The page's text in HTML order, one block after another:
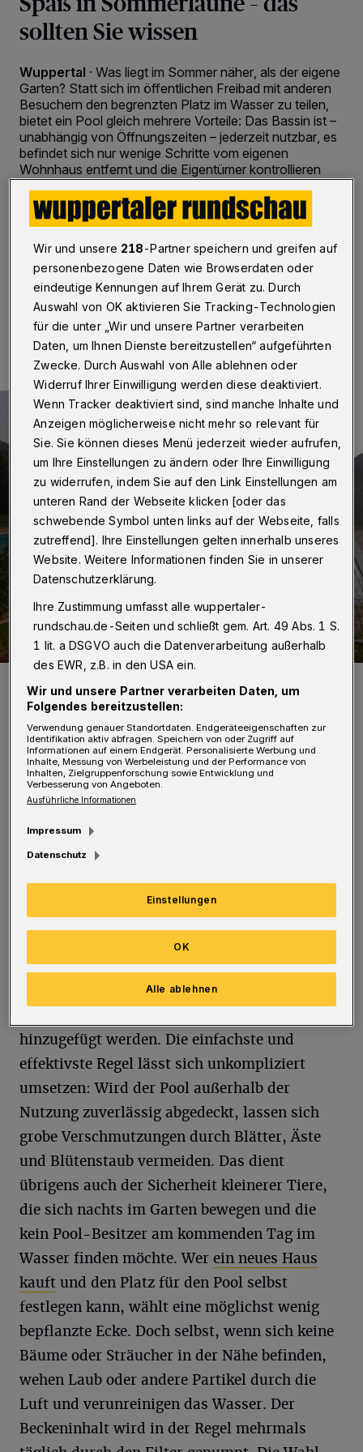
sollten Sie wissen
Wuppertal · Was liegt im Sommer näher, als der eigene
Garten? Statt sich im öffentlichen Freibad mit anderen
Besuchern den begrenzten Platz im Wasser zu teilen,
bietet ein Pool gleich mehrere Vorteile: Das Bassin ist –
unabhängig von Öffnungszeiten – jederzeit nutzbar, es
befindet sich nur wenige Schritte vom eigenen
Wohnhaus entfernt und die Eigentümer kontrollieren
Luxusfeeling hinter der Haustür kein Vollzeitjob wird,
gibt es einige praktische Utensilien, die beim Reinigen
mehr Zeit für Badespaß und Wassergymnastik.
3 Minuten Lesezeit
Foto: Unsplash.com/aftab chandsha
Die Basics der Poolreinigung
tatsächlich nötig? Mit einem Minimum an
Chemikalien tun wir nicht nur unserer
Umwelt, sondern auch unserem guten
Gewissen und dem Geldbeutel einen Gefallen.
Je häufiger der Pool gereinigt wird, desto
hinzugefügt werden. Die einfachste und
effektivste Regel lässt sich unkompliziert
umsetzen: Wird der Pool außerhalb der
Nutzung zuverlässig abgedeckt, lassen sich
grobe Verschmutzungen durch Blätter, Äste
und Blütenstaub vermeiden. Das dient
übrigens auch der Sicherheit kleinerer Tiere,
die sich nachts im Garten bewegen und die
kein Pool-Besitzer am kommenden Tag im
Wasser finden möchte. Wer ein neues Haus
kauft und den Platz für den Pool selbst
festlegen kann, wählt eine möglichst wenig
bepflanzte Ecke. Doch selbst, wenn sich keine
Bäume oder Sträucher in der Nähe befinden,
wehen Laub oder andere Partikel durch die
Luft und verunreinigen das Wasser. Der
Beckeninhalt wird in der Regel mehrmals
Wir und unsere 218-Partner speichern und greifen auf
personenbezogene Daten wie Browserdaten oder
eindeutige Kennungen auf Ihrem Gerät zu. Durch
Auswahl von OK aktivieren Sie Tracking-Technologien
für die unter „Wir und unsere Partner verarbeiten
Daten, um Ihnen Dienste bereitzustellen“ aufgeführten
Zwecke. Durch Auswahl von Alle ablehnen oder
Widerruf Ihrer Einwilligung werden diese deaktiviert.
Wenn Tracker deaktiviert sind, sind manche Inhalte und
Anzeigen möglicherweise nicht mehr so relevant für
Sie. Sie können dieses Menü jederzeit wieder aufrufen,
um Ihre Einstellungen zu ändern oder Ihre Einwilligung
zu widerrufen, indem Sie auf den Link Einstellungen am
unteren Rand der Webseite klicken [oder das
schwebende Symbol unten links auf der Webseite, falls
zutreffend]. Ihre Einstellungen gelten innerhalb unseres
Website. Weitere Informationen finden Sie in unserer
Datenschutzerklärung.
Ihre Zustimmung umfasst alle wuppertaler-
rundschau.de-Seiten und schließt gem. Art. 49 Abs. 1 S.
1 lit. a DSGVO auch die Datenverarbeitung außerhalb
des EWR, z.B. in den USA ein.
Wir und unsere Partner verarbeiten Daten, um
Folgendes bereitzustellen:
Verwendung genauer Standortdaten. Endgeräteeigenschaften zur
Identifikation aktiv abfragen. Speichern von oder Zugriff auf
Informationen auf einem Endgerät. Personalisierte Werbung und
Inhalte, Messung von Werbeleistung und der Performance von
Inhalten, Zielgruppenforschung sowie Entwicklung und
Verbesserung von Angeboten.
Ausführliche Informationen
Impressum
Datenschutz
Einstellungen
Alle ablehnen
OK